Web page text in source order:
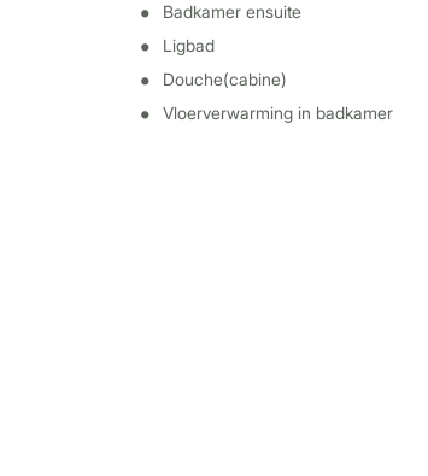
Badkamer ensuite
Ligbad
Douche(cabine)
Vloerverwarming in badkamer